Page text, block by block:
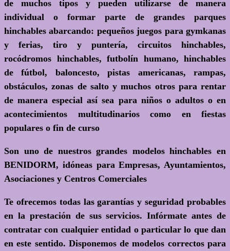
de muchos tipos y pueden utilizarse de manera
individual o formar parte de grandes parques
hinchables abarcando: pequeños juegos para gymkanas
y ferias, tiro y puntería, circuitos hinchables,
rocódromos hinchables, futbolín humano, hinchables
de fútbol, baloncesto, pistas americanas, rampas,
obstáculos, zonas de salto y muchos otros para rentar
de manera especial así sea para niños o adultos o en
acontecimientos multitudinarios como en fiestas
populares o fin de curso
Son uno de nuestros grandes modelos hinchables en
BENIDORM, idóneas para Empresas, Ayuntamientos,
Asociaciones y Centros Comerciales
Te ofrecemos todas las garantías y seguridad probables
en la prestación de sus servicios. Infórmate antes de
contratar con cualquier entidad o particular lo que dan
en este sentido. Disponemos de modelos correctos para